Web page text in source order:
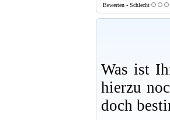
Bewerten - Schlecht
Was ist
hierzu
doch